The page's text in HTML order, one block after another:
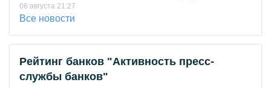
06 августа 21:27
Все новости
Рейтинг банков "Активность пресс-
службы банков"